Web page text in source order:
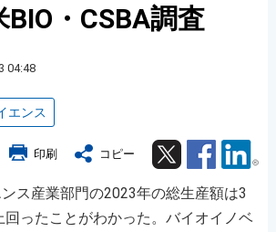
・CSBA調査
04:48
エンス
印刷 コピー Twitter Facebook
ス産業部門の2023年の総生産額は3
ったことがわかった。バイオイノベ